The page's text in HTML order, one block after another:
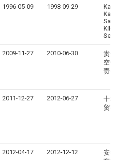
1996-05-09 1998-09-29
Kikai
2009-11-27 2010-06-30
贵州
空锻
责任
2011-12-27 2012-06-27
十堰
贸有
2012-04-17 2012-12-12
安徽